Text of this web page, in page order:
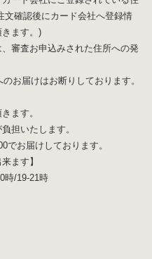
文確認後にカード会社へ登録情
ます。)
審査お申込みされた住所への発
お届けはお断りしております。
ます。
担いたします。
でお届けしております。
ます】
時/19-21時